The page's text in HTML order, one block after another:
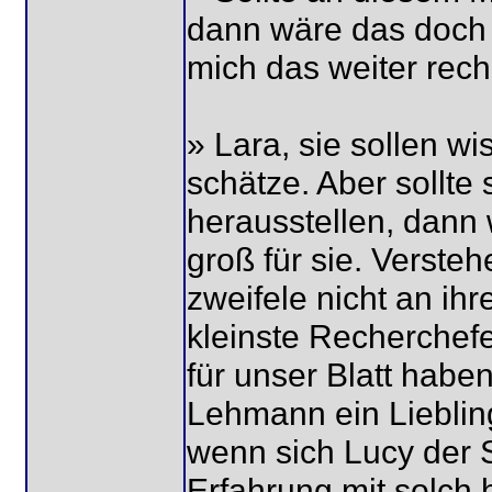
dann wäre das
mich das weiter
» Lara, sie sollen
schätze. Aber sollte
herausstellen, dann
groß für sie.
zweifele nicht an
kleinste
für unser Blatt
Lehmann ein
wenn sich Lucy der